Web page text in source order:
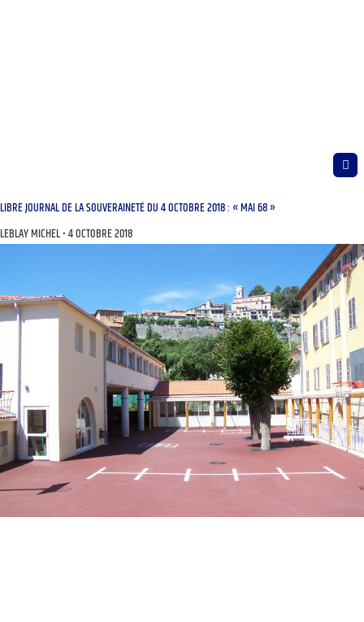
LIBRE JOURNAL DE LA SOUVERAINETÉ DU 4 OCTOBRE 2018 : « MAI 68 »
LEBLAY MICHEL 4 OCTOBRE 2018